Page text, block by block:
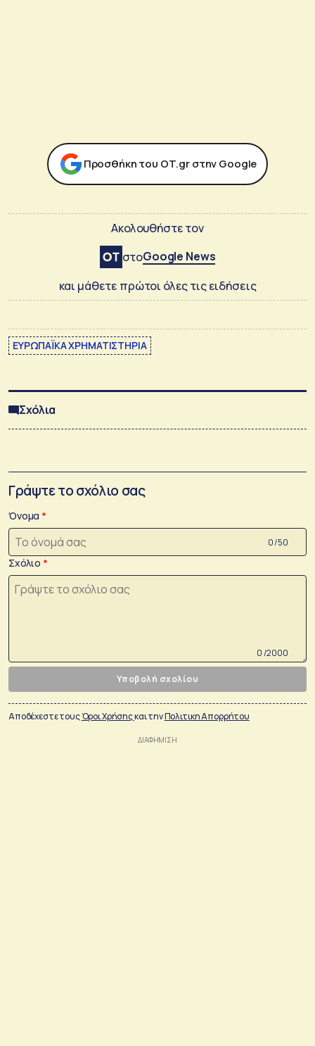
Προσθήκη του ΟΤ.gr στην Google
Ακολουθήστε τον
στοGoogle News
και μάθετε πρώτοι όλες τις ειδήσεις
ΕΥΡΩΠΑΪΚΑ ΧΡΗΜΑΤΙΣΤΗΡΙΑ
Σχόλια
Γράψτε το σχόλιο σας
Όνομα
0 /50
Σχόλιο
0 /2000
Υποβολή σχολίου
Αποδέχεστε τουςΌροι Χρήσηςκαι τηνΠολιτικη Απορρήτου